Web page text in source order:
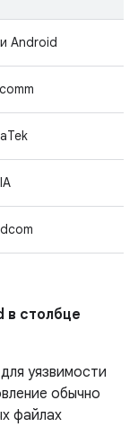
Android
в столбце
уязвимости
обычно
файлах